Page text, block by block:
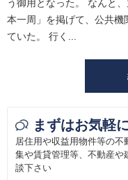
う御用となった。 なんと
本一周」を掲げて、公共機
ていた。 行く...
まずはお気軽
居住用や収益用物件等の
集や賃貸管理等、 不動産や
談下さい